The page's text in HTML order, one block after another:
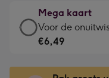
kleine
gelukwens
-
120
€4,79
-
Meest
gekozen
Mega kaart
Mega
kaart
€6,49
Voor de
€6,49